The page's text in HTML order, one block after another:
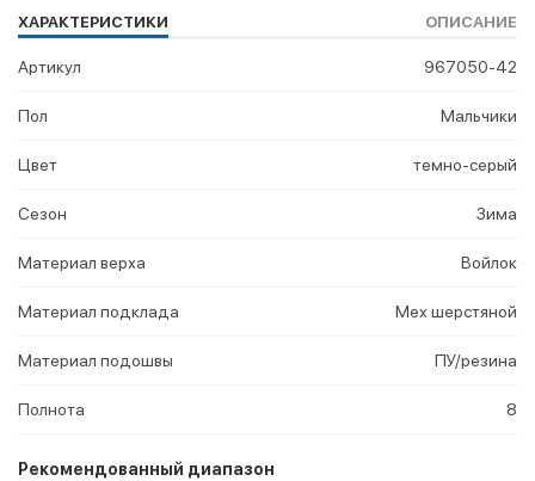
ХАРАКТЕРИСТИКИ ОПИСАНИЕ
Артикул 967050-42
Пол Мальчики
Цвет темно-серый
Сезон Зима
Материал верха Войлок
Материал подклада Мех шерстяной
Материал подошвы ПУ/резина
Полнота 8
Рекомендованный диапазон